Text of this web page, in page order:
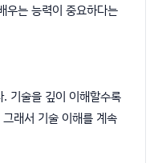
우는 능력이 중요하다는
기술을 깊이 이해할수록
래서 기술 이해를 계속